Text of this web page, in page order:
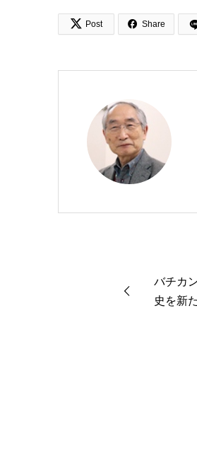
 Post  Share
バチカ
史を新